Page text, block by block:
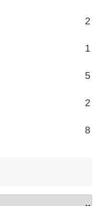
2
1
5
2
8